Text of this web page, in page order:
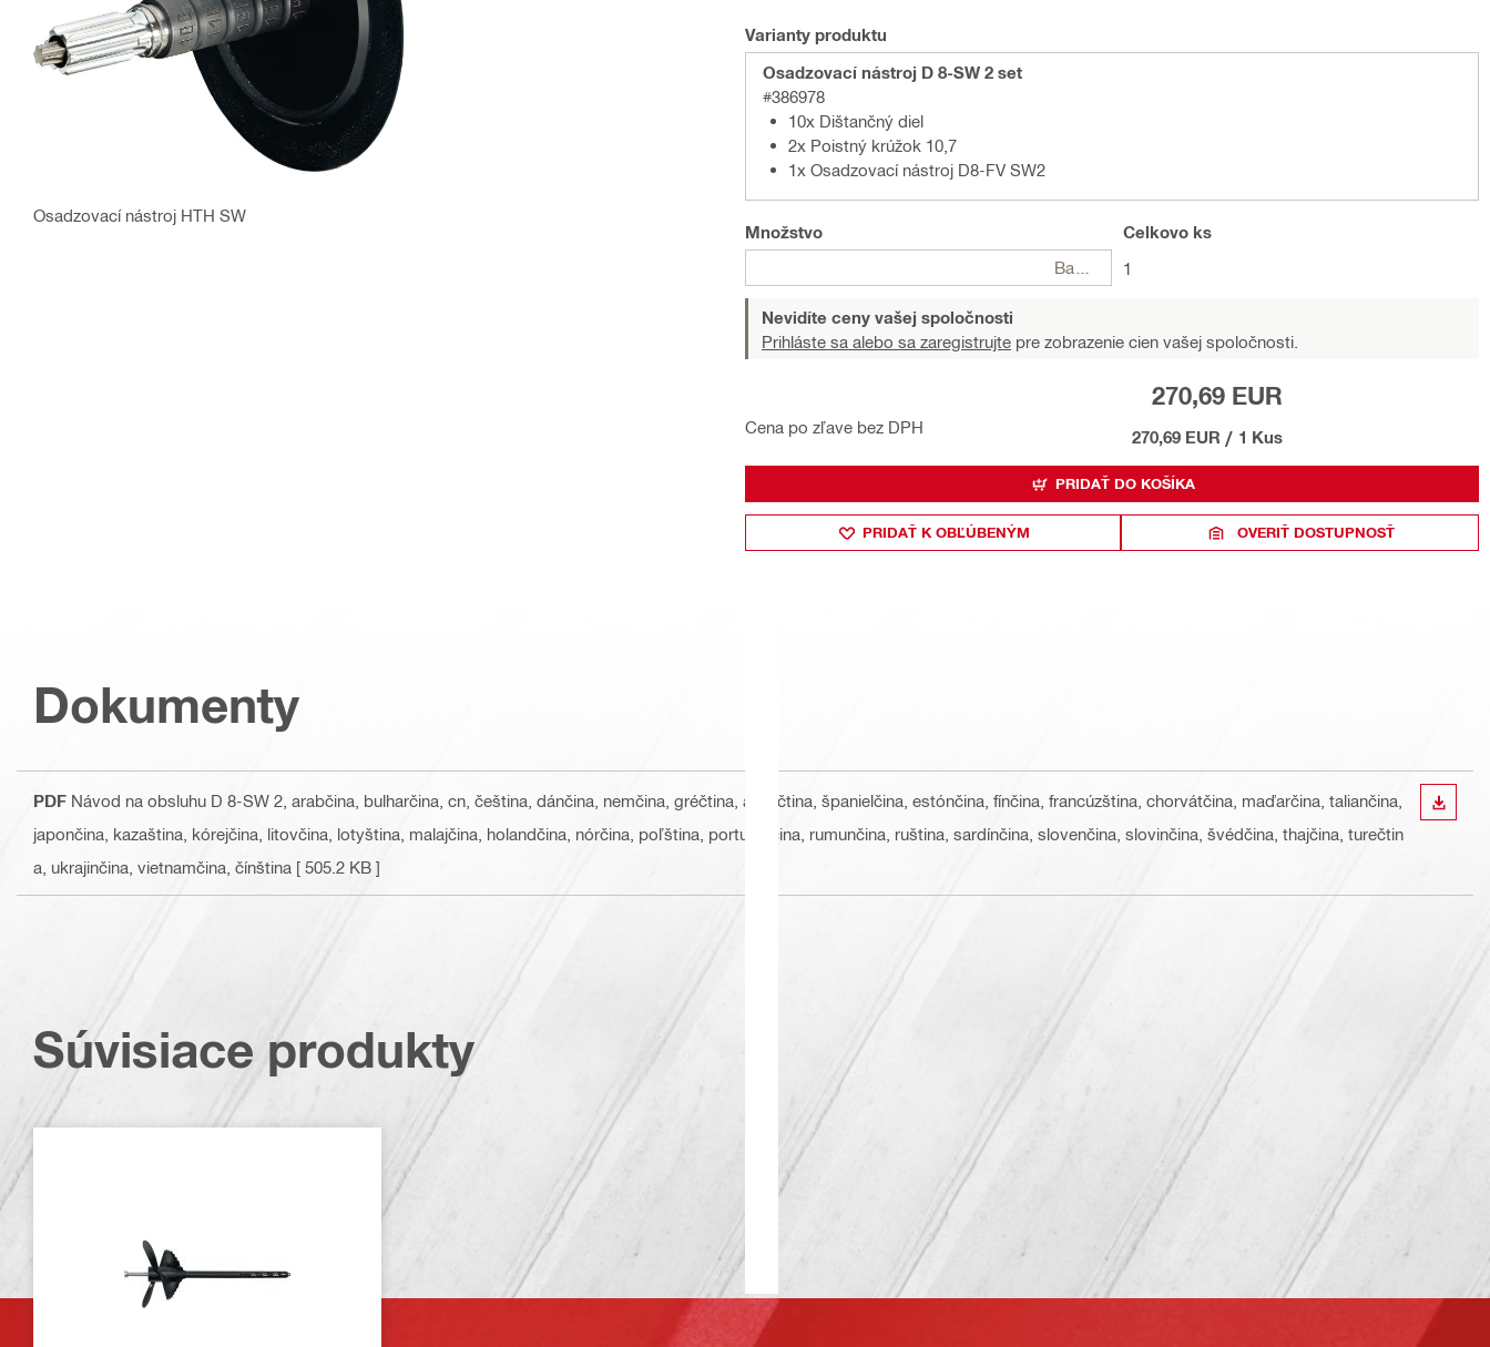
Osadzovací nástroj HTH SW
Varianty produktu
Osadzovací nástroj D 8-SW 2 set
#386978
10x Dištančný diel
2x Poistný krúžok 10,7
1x Osadzovací nástroj D8-FV SW2
Množstvo
Celkovo ks
1
Nevidíte ceny vašej spoločnosti
Prihláste sa alebo sa zaregistrujte pre zobrazenie cien vašej spoločnosti.
Cena po zľave bez DPH
270,69 EUR
270,69 EUR / 1 Kus
PRIDAŤ DO KOŠÍKA
PRIDAŤ K OBĽÚBENÝM OVERIŤ DOSTUPNOSŤ
Dokumenty
PDF Návod na obsluhu D 8-SW 2 , arabčina, bulharčina, cn, čeština, dánčina, nemčina, gréčtina, angličtina, španielčina, estónčina, fínčina, francúzština, chorvátčina, maďarčina, taliančina,
japončina, kazaština, kórejčina, litovčina, lotyština, malajčina, holandčina, nórčina, poľština, portugalčina, rumunčina, ruština, sardínčina, slovenčina, slovinčina, švédčina, thajčina, turečtin
a, ukrajinčina, vietnamčina, čínština [ 505.2 KB ]
Súvisiace produkty